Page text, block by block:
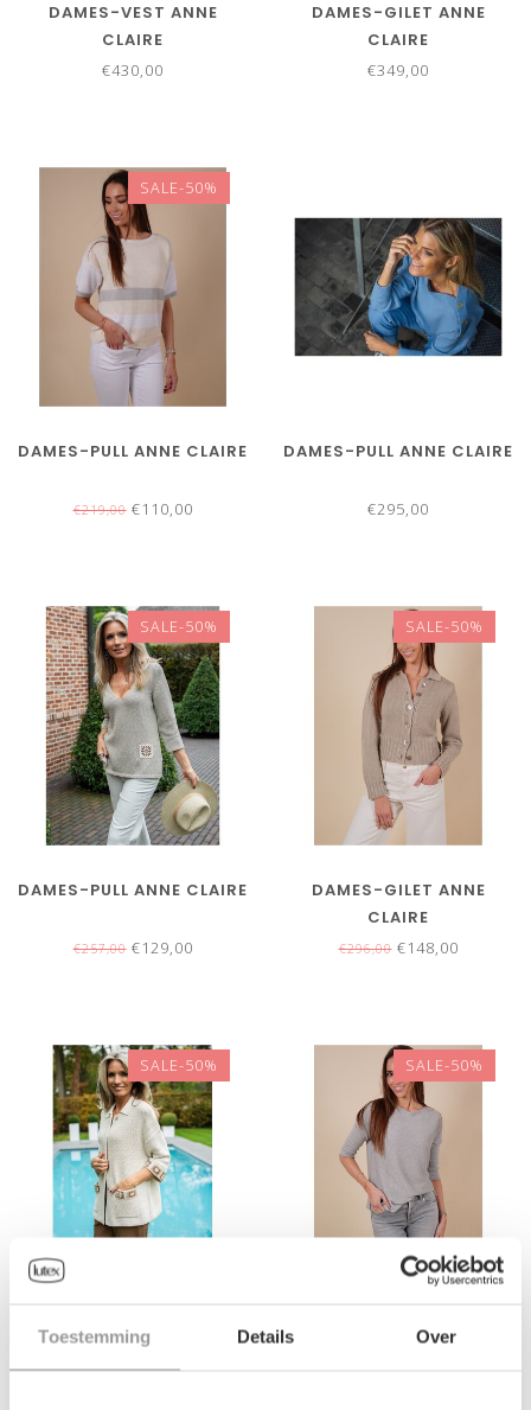
Toestemming Details Over
DAMES-VEST ANNE
CLAIRE
€430,00
DAMES-GILET ANNE
CLAIRE
€349,00
SALE-50%
DAMES-PULL ANNE CLAIRE
€219,00€110,00
DAMES-PULL ANNE CLAIRE
€295,00
SALE-50%
DAMES-PULL ANNE CLAIRE
€257,00€129,00
SALE-50%
DAMES-GILET ANNE
CLAIRE
€296,00€148,00
SALE-50%
DAMES-GILET ANNE
SALE-50%
DAMES-PULL ANNE CLAIRE